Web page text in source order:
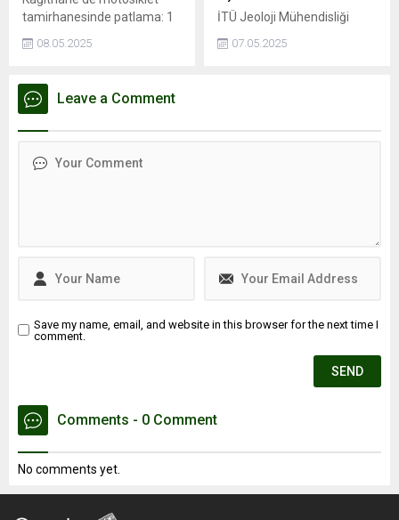
tamirhanesinde patlama: 1
esnasında depoda mahsur
kaybettiİSTANBUL - İstanbul
Kağıthane'de motosiklet
meydana geldiği iddia edildi.
08.05.2025
İTÜ Jeoloji Mühendisliği
Yaltırak, İstanbul’da
07.05.2025
Leave a Comment
Save my name, email, and website in this browser for the next time I
comment.
Comments - 0 Comment
No comments yet.